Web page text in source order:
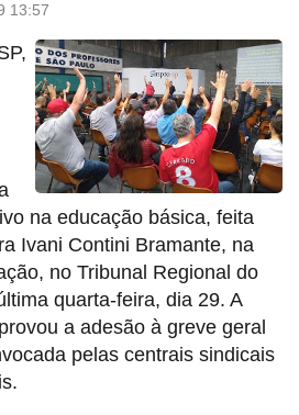
13:57
na educação básica, feita
Ivani Contini Bramante, na
no Tribunal Regional do
quarta-feira, dia 29. A
a adesão à greve geral
pelas centrais sindicais